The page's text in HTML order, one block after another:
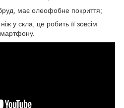
має олеофобне покриття;
у скла, це робить її зовсім